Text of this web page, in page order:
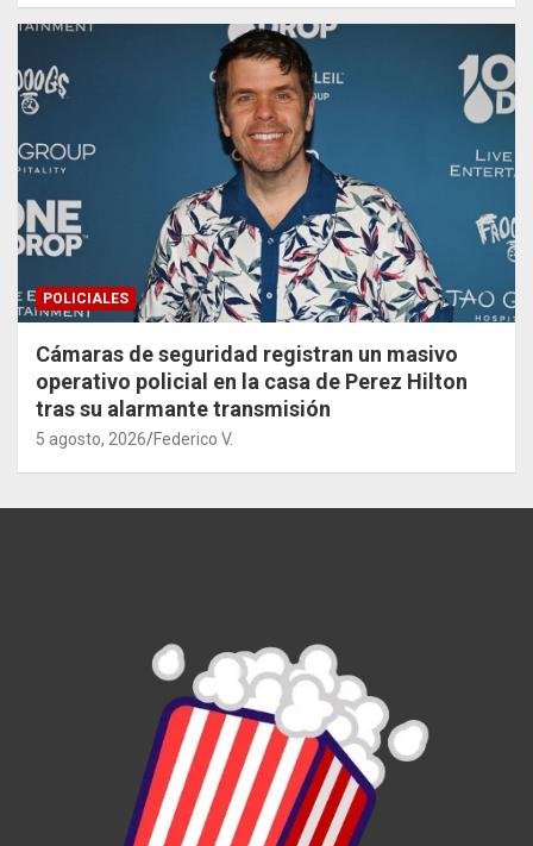
POLICIALES
Cámaras de seguridad registran un masivo
operativo policial en la casa de Perez Hilton
tras su alarmante transmisión
5 agosto, 2026 Federico V.